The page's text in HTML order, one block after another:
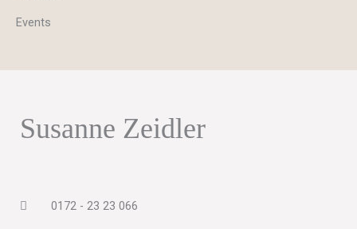
Events
Susanne Zeidler
0172 - 23 23 066